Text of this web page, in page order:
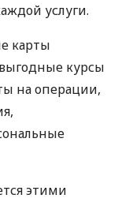
услуги.
карты
курсы
на операции,
этими